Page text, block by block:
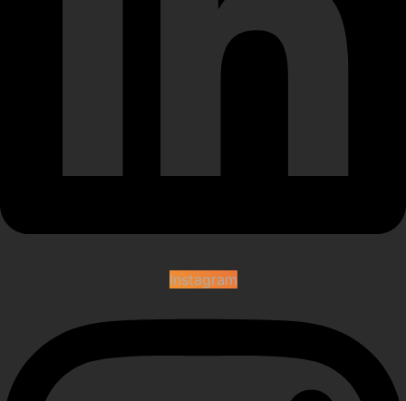
Instagram